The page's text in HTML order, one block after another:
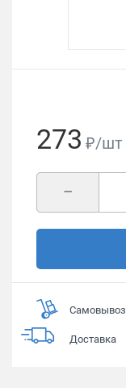
273 ₽/шт
–
Самовывоз
Доставка